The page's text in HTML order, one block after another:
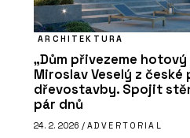
ARCHITEKTURA
„Dům přivezeme
Miroslav Veselý z
dřevostavby. Spojit
pár dnů
24. 2. 2026 / ADVERTORIAL